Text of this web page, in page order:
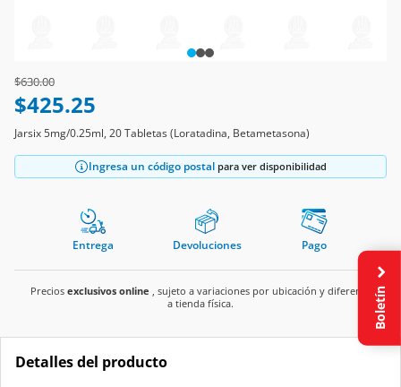
Price reduced from
$630.00to
$425.25
Jarsix 5mg/0.25ml, 20 Tabletas (Loratadina, Betametasona)
Ingresa un código postal para ver disponibilidad
Entrega Devoluciones Pago
Precios exclusivos online , sujeto a variaciones por ubicación y diferente
a tienda física.
Detalles del producto
Boletín